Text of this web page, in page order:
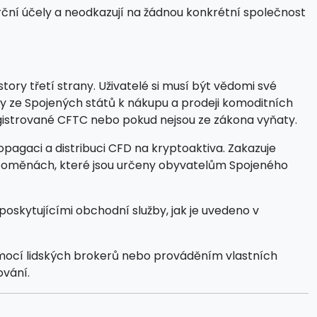
účely a neodkazují na žádnou konkrétní společnost
třetí strany. Uživatelé si musí být vědomi své
ze Spojených států k nákupu a prodeji komoditních
CFTC nebo pokud nejsou ze zákona vyňaty.
a distribuci CFD na kryptoaktiva. Zakazuje
které jsou určeny obyvatelům Spojeného
obchodní služby, jak je uvedeno v
lidských brokerů nebo prováděním vlastních